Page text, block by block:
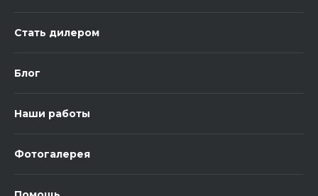
Стать дилером
Блог
Наши работы
Фотогалерея